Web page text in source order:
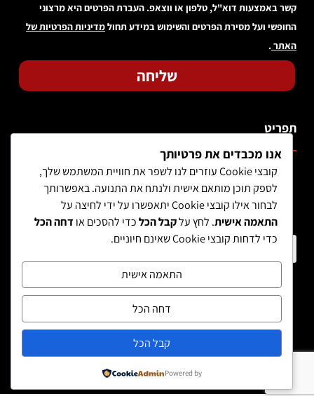
קשר באמצעות דוא"ל, טלפון או ווצאפ. העברת הפרטים היא מרצוני
החופשי ועל מסירת הפרטים והשימוש במידע תחולמדיניות הפרטיות של
האתר.
שליחה
תפריט
אנו מכבדים את פרטיותך
קובצי Cookie עוזרים לנו לשפר את חוויית המשתמש שלך,
לספק תוכן מותאם אישית ולנתח את התנועה. באפשרותך
לבחור אילו קובצי Cookie יתאפשרו על ידי לחיצה על
התאמה אישית. לחץ עלקבל הכלכדי להסכים או דחה הכל
כדי לדחות קובצי Cookie שאינם חיוניים.
התאמה אישית
דחה הכל
קבל הכל
Powered by